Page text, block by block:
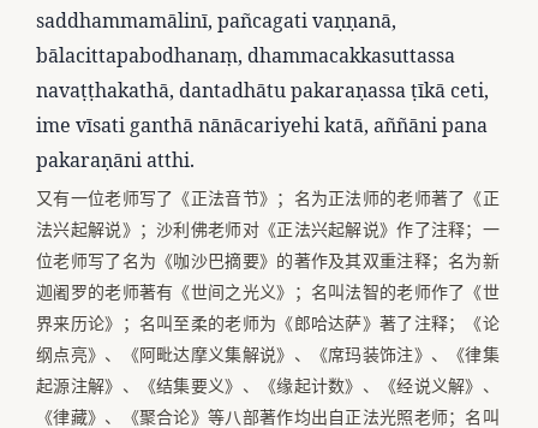
saddhammamālinī, pañcagati vaṇṇanā,
bālacittapabodhanaṃ, dhammacakkasuttassa
navaṭṭhakathā, dantadhātu pakaraṇassa ṭīkā ceti,
ime vīsati ganthā nānācariyehi katā, aññāni pana
pakaraṇāni atthi.
又有一位老师写了《正法音节》；名为正法师的老师著了《正
法兴起解说》；沙利佛老师对《正法兴起解说》作了注释；一
位老师写了名为《咖沙巴摘要》的著作及其双重注释；名为新
迦阇罗的老师著有《世间之光义》；名叫法智的老师作了《世
界来历论》；名叫至柔的老师为《郎哈达萨》著了注释；《论
纲点亮》、《阿毗达摩义集解说》、《席玛装饰注》、《律集
起源注解》、《结集要义》、《缘起计数》、《经说义解》、
《律藏》、《聚合论》等八部著作均出自正法光照老师；名叫